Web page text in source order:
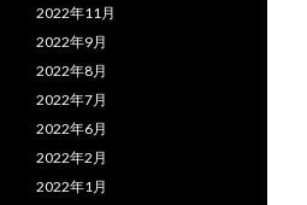
2022年11月
2022年9月
2022年8月
2022年7月
2022年6月
2022年2月
2022年1月